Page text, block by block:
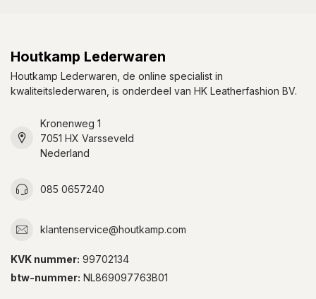
Houtkamp Lederwaren
Houtkamp Lederwaren, de online specialist in
kwaliteitslederwaren, is onderdeel van HK Leatherfashion BV.
Kronenweg 1
7051 HX Varsseveld
Nederland
085 0657240
klantenservice@houtkamp.com
KVK nummer: 99702134
btw-nummer: NL869097763B01